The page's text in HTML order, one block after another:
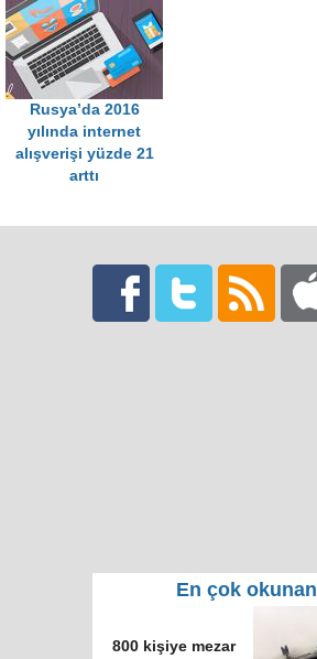
Rusya’da 2016
yılında internet
alışverişi yüzde 21
arttı
En çok okunan
800 kişiye mezar